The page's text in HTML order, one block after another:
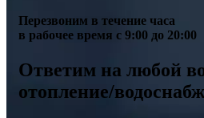
Перезвоним в течение часа
в рабочее время с 9:00 до 20:00
Ответим на любой
отопление/